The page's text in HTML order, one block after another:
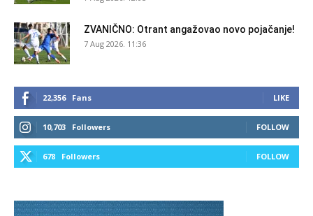
ZVANIČNO: Otrant angažovao novo pojačanje!
7 Aug 2026. 11:36
22,356 Fans LIKE
10,703 Followers FOLLOW
678 Followers FOLLOW